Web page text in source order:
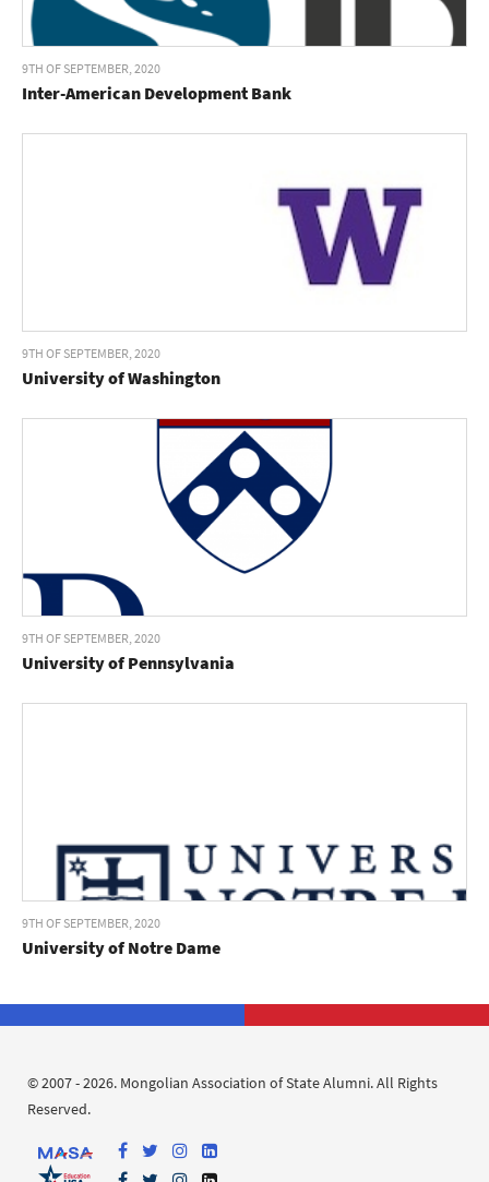
9TH OF SEPTEMBER, 2020
Inter-American Development Bank
9TH OF SEPTEMBER, 2020
University of Washington
9TH OF SEPTEMBER, 2020
University of Pennsylvania
9TH OF SEPTEMBER, 2020
University of Notre Dame
© 2007 - 2026. Mongolian Association of State Alumni. All Rights
Reserved.